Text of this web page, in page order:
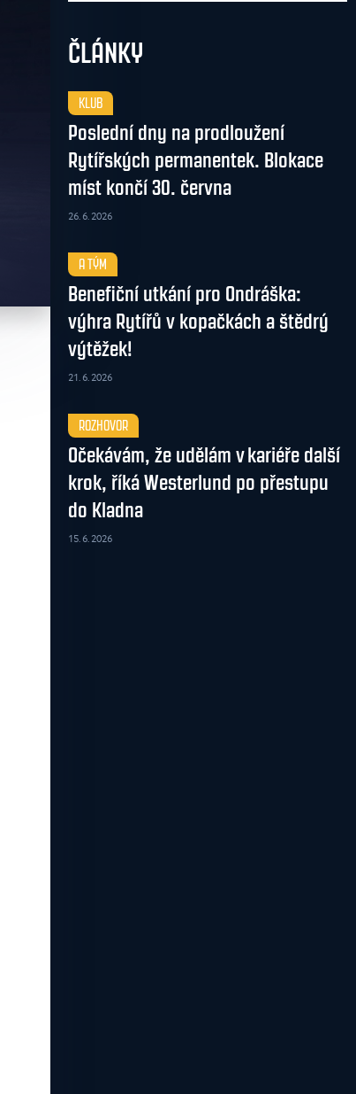
ČLÁNKY
KLUB
Poslední dny na prodloužení
Rytířských permanentek. Blokace
míst končí 30. června
26. 6. 2026
A TÝM
Benefiční utkání pro Ondráška:
výhra Rytířů v kopačkách a štědrý
výtěžek!
21. 6. 2026
ROZHOVOR
Očekávám, že udělám v kariéře další
krok, říká Westerlund po přestupu
do Kladna
15. 6. 2026